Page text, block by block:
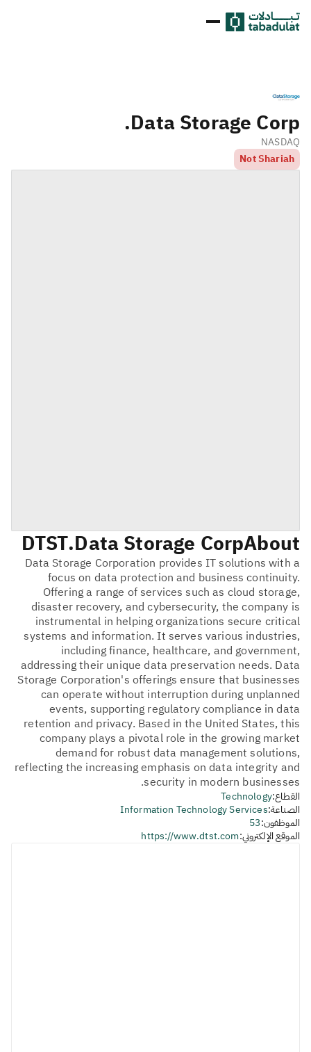
Data Storage Corp.
NASDAQ
Not Shariah
About
Data Storage Corp.
DTST
Data Storage Corporation provides IT solutions with a
focus on data protection and business continuity.
Offering a range of services such as cloud storage,
disaster recovery, and cybersecurity, the company is
instrumental in helping organizations secure critical
systems and information. It serves various industries,
including finance, healthcare, and government,
addressing their unique data preservation needs. Data
Storage Corporation's offerings ensure that businesses
can operate without interruption during unplanned
events, supporting regulatory compliance in data
retention and privacy. Based in the United States, this
company plays a pivotal role in the growing market
demand for robust data management solutions,
reflecting the increasing emphasis on data integrity and
security in modern businesses.
القطاع:Technology
الصناعة:Information Technology Services
الموظفون:53
الموقع الإلكتروني:https://www.dtst.com